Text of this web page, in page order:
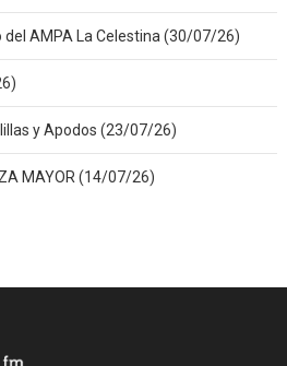
AMPA La Celestina (30/07/26)
y Apodos (23/07/26)
MAYOR (14/07/26)